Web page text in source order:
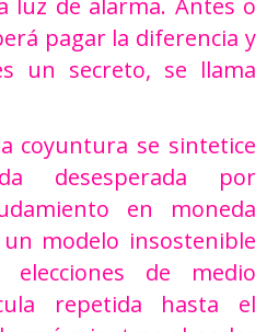
luz de alarma. Antes o
pagar la diferencia y
un secreto, se llama
coyuntura se sintetice
desesperada por
en moneda
modelo insostenible
de medio
repetida hasta el